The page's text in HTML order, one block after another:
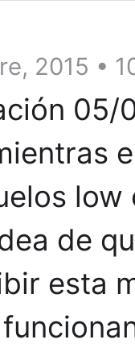
2015 •
05/
de
esta